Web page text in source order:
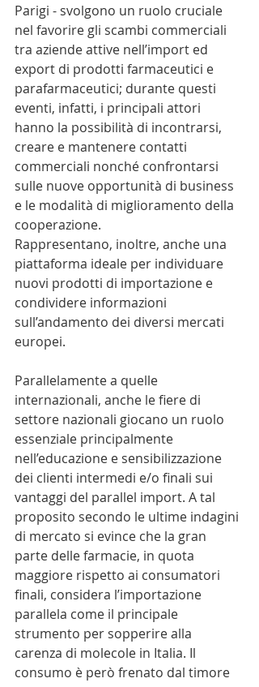
Parigi - svolgono un ruolo cruciale
nel favorire gli scambi commerciali
tra aziende attive nell’import ed
export di prodotti farmaceutici e
parafarmaceutici; durante questi
eventi, infatti, i principali attori
hanno la possibilità di incontrarsi,
creare e mantenere contatti
commerciali nonché confrontarsi
sulle nuove opportunità di business
e le modalità di miglioramento della
cooperazione.
Rappresentano, inoltre, anche una
piattaforma ideale per individuare
nuovi prodotti di importazione e
condividere informazioni
sull’andamento dei diversi mercati
europei.
Parallelamente a quelle
internazionali, anche le fiere di
settore nazionali giocano un ruolo
essenziale principalmente
nell’educazione e sensibilizzazione
dei clienti intermedi e/o finali sui
vantaggi del parallel import. A tal
proposito secondo le ultime indagini
di mercato si evince che la gran
parte delle farmacie, in quota
maggiore rispetto ai consumatori
finali, considera l’importazione
parallela come il principale
strumento per sopperire alla
carenza di molecole in Italia. Il
consumo è però frenato dal timore